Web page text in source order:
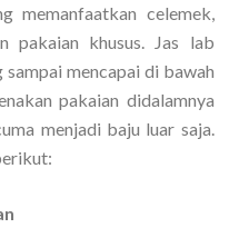
memanfaatkan celemek,
pakaian khusus. Jas lab
mencapai di bawah
pakaian didalamnya
menjadi baju luar saja.